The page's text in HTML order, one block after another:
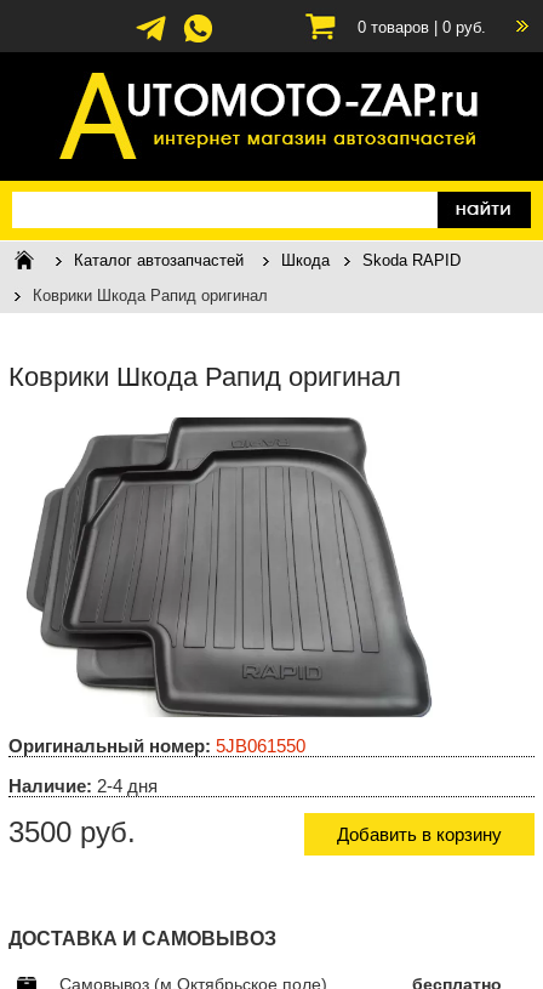
0 товаров | 0 руб.
Каталог автозапчастей Шкода
Skoda RAPID
Коврики Шкода Рапид оригинал
Коврики Шкода Рапид оригинал
Оригинальный номер: 5JB061550
Наличие: 2-4 дня
3500 руб. Добавить в корзину
ДОСТАВКА И САМОВЫВОЗ
Самовывоз (м.Октябрьское поле)
бесплатно